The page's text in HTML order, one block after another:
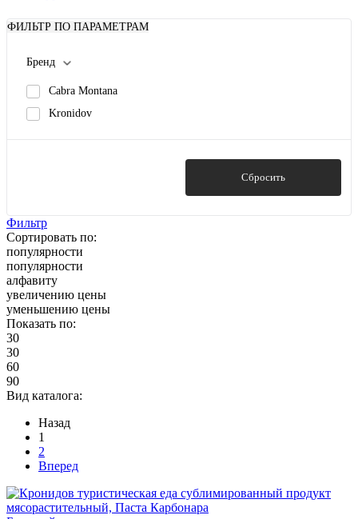
ФИЛЬТР ПО ПАРАМЕТРАМ
Бренд
Cabra Montana
Kronidov
Сбросить
Фильтр
Сортировать по:
популярности
популярности
алфавиту
увеличению цены
уменьшению цены
Показать по:
30
30
60
90
Вид каталога:
Назад
1
2
Вперед